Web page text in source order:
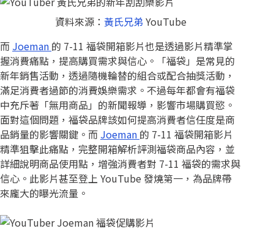
資料來源： 黃氏兄弟 YouTube
而 Joeman 的 7-11 福袋開箱影片也是透過影片精準掌
握消費痛點，提高購買需求與信心。「福袋」是常見的
新年銷售活動，透過隨機輪替的組合或配合抽獎活動，
滿足消費者過節的消費娛樂需求。不過每年都會有福袋
中充斥著「無用商品」的新聞報導，影響市場購買慾。
面對這個問題，福袋品牌該如何提高消費者信任度是商
品銷量的影響關鍵。而 Joeman 的 7-11 福袋開箱影片
精準狙擊此痛點，完整開箱解析評測福袋商品內容，並
詳細說明商品使用點，增強消費者對 7-11 福袋的需求與
信心。此影片甚至登上 YouTube 發燒第一，為品牌帶
來龐大的曝光流量。